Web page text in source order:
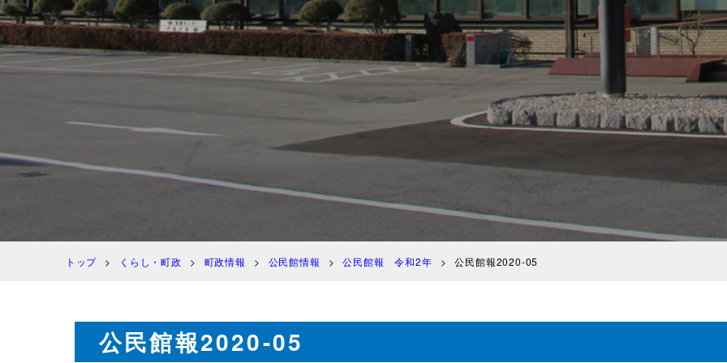
トップ くらし・町政 町政情報 公民館情報 公民館報 令和2年 公民館報2020-05
公民館報2020-05